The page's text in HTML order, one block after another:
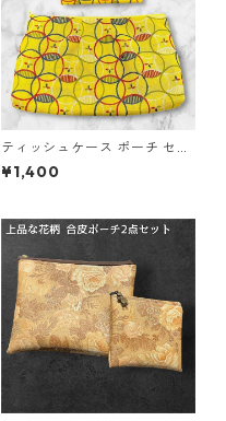
ティッシュケース ポーチ セッ
ト ボタン柄 o29 小物入れ ハ
ンドメイド 化粧ポーチ
¥1,400